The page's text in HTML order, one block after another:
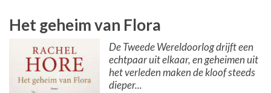
Het geheim van Flora
De Tweede Wereldoorlog drijft een
echtpaar uit elkaar, en geheimen uit
het verleden maken de kloof steeds
dieper...